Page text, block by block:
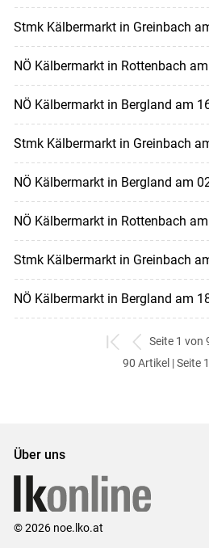
Stmk Kälbermarkt in Greinbach
NÖ Kälbermarkt in Rottenbach
NÖ Kälbermarkt in Bergland am
Stmk Kälbermarkt in Greinbach
NÖ Kälbermarkt in Bergland am
NÖ Kälbermarkt in Rottenbach
Stmk Kälbermarkt in Greinbach
NÖ Kälbermarkt in Bergland am
zum
ersten
zurück
zum
Seite 1 von
90 Artikel | Seite
Über uns
© 2026 noe.lko.at